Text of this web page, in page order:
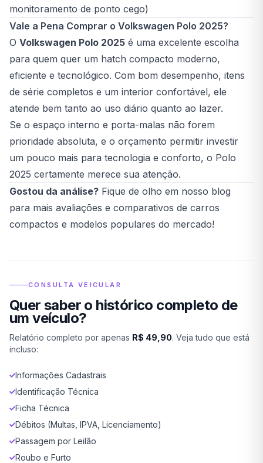
monitoramento de ponto cego)
Vale a Pena Comprar o Volkswagen Polo 2025?
O Volkswagen Polo 2025 é uma excelente escolha
para quem quer um hatch compacto moderno,
eficiente e tecnológico. Com bom desempenho, itens
de série completos e um interior confortável, ele
atende bem tanto ao uso diário quanto ao lazer.
Se o espaço interno e porta-malas não forem
prioridade absoluta, e o orçamento permitir investir
um pouco mais para tecnologia e conforto, o Polo
2025 certamente merece sua atenção.
Gostou da análise? Fique de olho em nosso blog
para mais avaliações e comparativos de carros
compactos e modelos populares do mercado!
CONSULTA VEICULAR
Quer saber o histórico completo de
um veículo?
Relatório completo por apenas R$ 49,90. Veja tudo que está
incluso:
Informações Cadastrais
Identificação Técnica
Ficha Técnica
Débitos (Multas, IPVA, Licenciamento)
Passagem por Leilão
Roubo e Furto